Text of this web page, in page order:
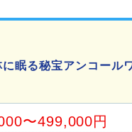
眠る秘宝アンコール
〜499,000円